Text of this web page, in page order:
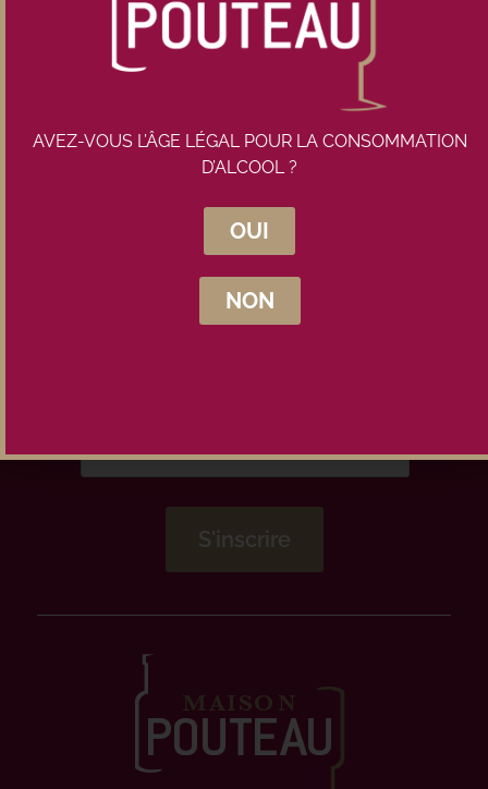
Inscrivez-vous à la newsletter
Maison Pouteau
AVEZ-VOUS L’ÂGE LÉGAL POUR LA CONSOMMATION
D’ALCOOL ?
OUI
NON